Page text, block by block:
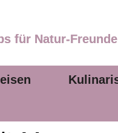
für Natur-